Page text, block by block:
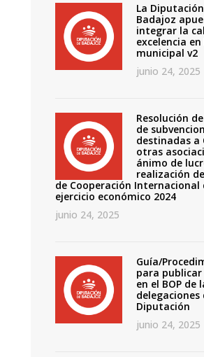
La
Badajoz
integrar la
excelencia
municipal v2
junio 24, 2025
Resolución
de
destinadas a
otras
ánimo de
realización
de Cooperación Internacional
ejercicio económico 2024
junio 24, 2025
Guía/
para
en el BOP de
delegaciones
Diputación
junio 24, 2025